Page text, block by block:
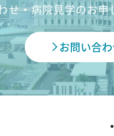
せ・病院見学のお申
お問い合